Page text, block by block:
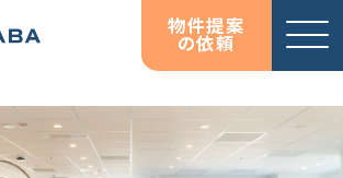
物件提案
の依頼
オフィス移転コンサルテ
資料ダウンロード
資料ダウンロード